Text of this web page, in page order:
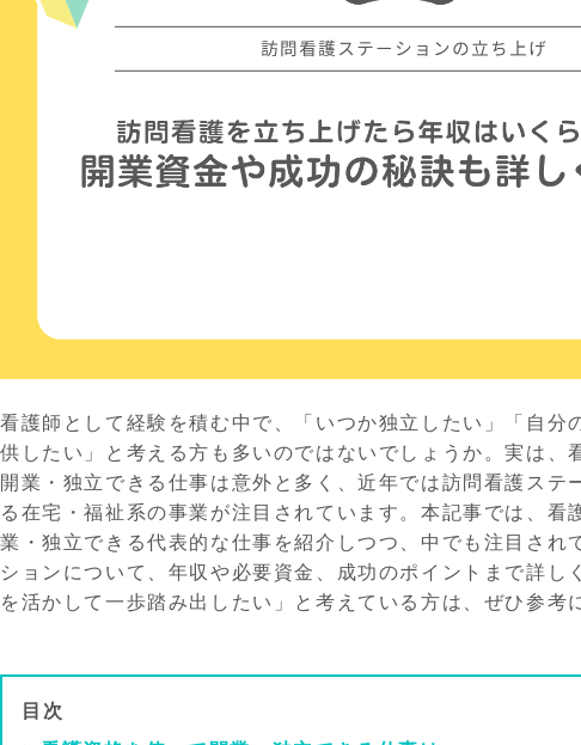
看護師として経験を積む中で、「いつか独立したい」「自分
供したい」と考える方も多いのではないでしょうか。実は、
開業・独立できる仕事は意外と多く、近年では訪問看護ステ
る在宅・福祉系の事業が注目されています。本記事では、看
業・独立できる代表的な仕事を紹介しつつ、中でも注目され
ションについて、年収や必要資金、成功のポイントまで詳し
を活かして一歩踏み出したい」と考えている方は、ぜひ参考
目次